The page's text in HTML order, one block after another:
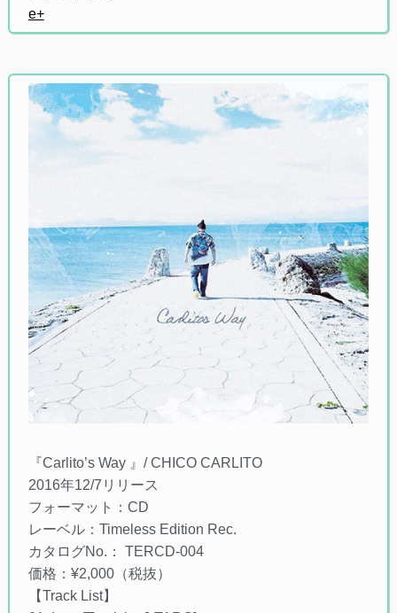
e+
『Carlito’s Way 』/ CHICO CARLITO
2016年12/7リリース
フォーマット：CD
レーベル：Timeless Edition Rec.
カタログNo.： TERCD-004
価格：¥2,000（税抜）
【Track List】